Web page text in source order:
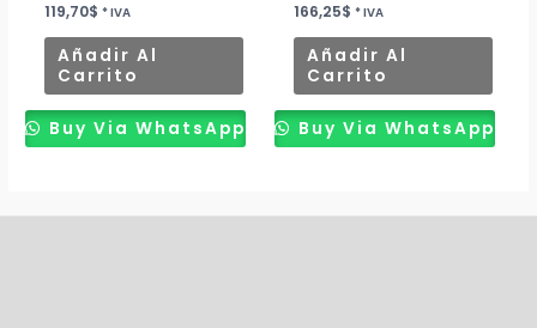
119,70$ * IVA
Añadir Al
Carrito
Buy Via WhatsApp
166,25$ * IVA
Añadir Al
Carrito
Buy Via WhatsApp